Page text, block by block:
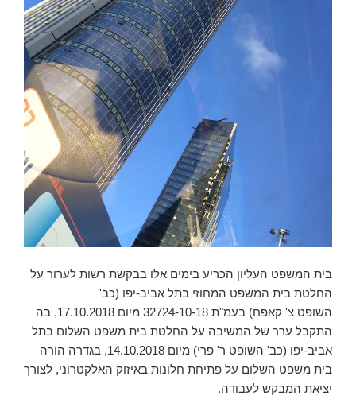
בית המשפט העליון הכריע בימים אלו בבקשת רשות לערור על
החלטת בית המשפט המחוזי בתל אביב-יפו (כב'
השופט צ' קאפח) בעמ"ת 32724-10-18 מיום 17.10.2018, בה
התקבל ערר של המשיבה על החלטת בית משפט השלום בתל
אביב-יפו (כב' השופט ר' פרי) מיום 14.10.2018, בגדרה הורה
בית משפט השלום על פתיחת חלונות באיזוק האלקטרוני, לצורך
יציאת המבקש לעבודה.